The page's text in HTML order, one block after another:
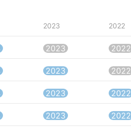
2023 2022
2023 2022
2023 2022
2023 2022
2023 2022